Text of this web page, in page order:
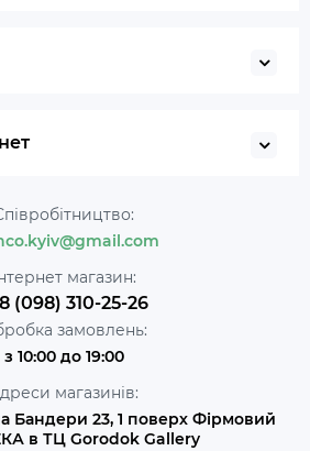
магазин:
(098) 310-25-26
замовлень:
з 10:00 до 19:00
магазинів:
Бандери 23, 1 поверх Фірмовий
в ТЦ Gorodok Gallery